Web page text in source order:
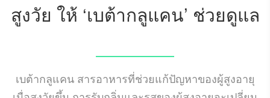
สูงวัย ให้ ‘เบต้ากลูแคน’ ช่วยดูแล
เบต้ากลูแคน สารอาหารที่ช่วยแก้ปัญหาของผู้สูงอายุ